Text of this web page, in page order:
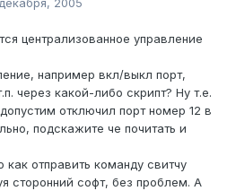
2005
централизованное управление
например вкл/выкл порт,
через какой-либо скрипт? Ну т.е.
отключил порт номер 12 в
подскажите че почитать и
отправить команду свитчу
сторонний софт, без проблем. А